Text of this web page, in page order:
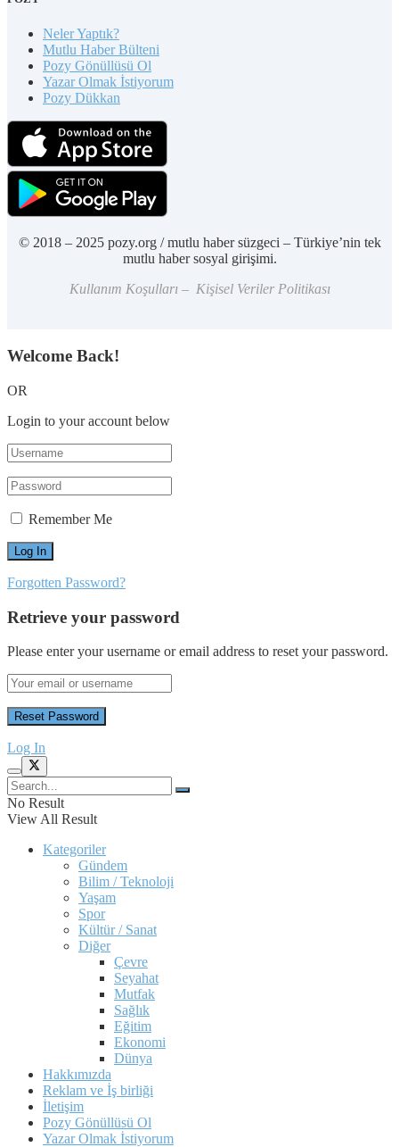
Neler Yaptık?
Mutlu Haber Bülteni
Pozy Gönüllüsü Ol
Yazar Olmak İstiyorum
Pozy Dükkan
© 2018 – 2025 pozy.org / mutlu haber süzgeci – Türkiye’nin tek
mutlu haber sosyal girişimi.
Kullanım Koşulları – Kişisel Veriler Politikası
Welcome Back!
OR
Login to your account below
Remember Me
Forgotten Password?
Retrieve your password
Please enter your username or email address to reset your password.
Log In
No Result
View All Result
Kategoriler
Gündem
Bilim / Teknoloji
Yaşam
Spor
Kültür / Sanat
Diğer
Çevre
Seyahat
Mutfak
Sağlık
Eğitim
Ekonomi
Dünya
Hakkımızda
Reklam ve İş birliği
İletişim
Pozy Gönüllüsü Ol
Yazar Olmak İstiyorum